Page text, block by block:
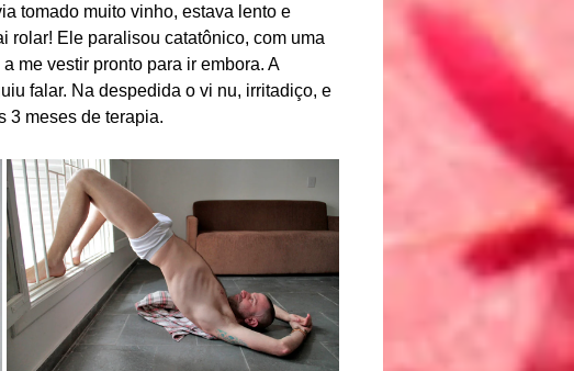
tomado muito vinho, estava lento e
rolar! Ele paralisou catatônico, com uma
me vestir pronto para ir embora. A
falar. Na despedida o vi nu, irritadiço, e
3 meses de terapia.